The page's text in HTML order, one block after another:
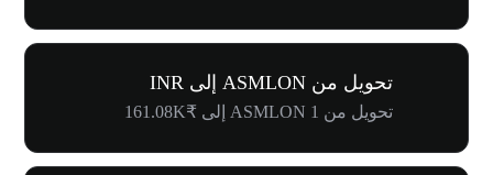
تحويل من ASMLON إلى INR
تحويل من 1 ASMLON إلى ₹161.08K